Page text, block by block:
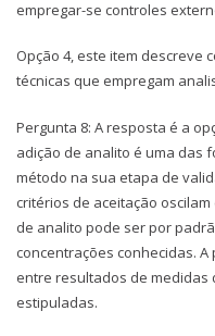
empregar-se controles
Opção 4, este item descreve
técnicas que empregam
Pergunta 8: A resposta é a
adição de analito é uma das
método na sua etapa de
critérios de aceitação oscilam
de analito pode ser por
concentrações conhecidas.
entre resultados de
estipuladas.